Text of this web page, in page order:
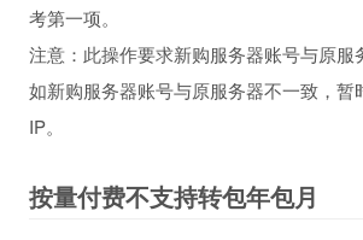
考第一项。
注意：此操作要求新购服务器账号与原服
如新购服务器账号与原服务器不一致，暂
IP。
按量付费不支持转包年包月